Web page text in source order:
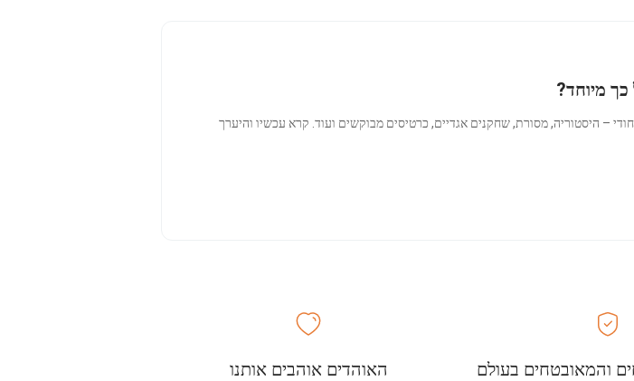
כך מיוחד?
– היסטוריה, מסורת, שחקנים אגדיים, כרטיסים מבוקשים ועוד. קרא עכשיו והיערך
והמאובטחים בעולם האוהדים אוהבים אותנו